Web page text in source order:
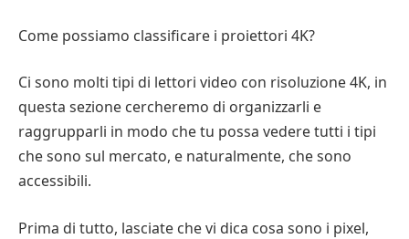
Come possiamo classificare i proiettori 4K?
Ci sono molti tipi di lettori video con risoluzione 4K, in
questa sezione cercheremo di organizzarli e
raggrupparli in modo che tu possa vedere tutti i tipi
che sono sul mercato, e naturalmente, che sono
accessibili.
Prima di tutto, lasciate che vi dica cosa sono i pixel,